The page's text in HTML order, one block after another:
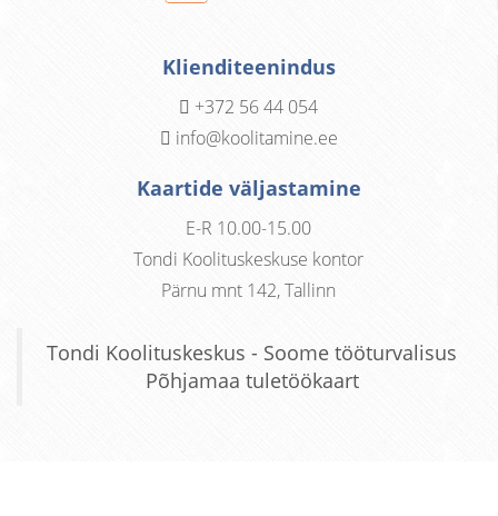
Klienditeenindus
+372 56 44 054
info@koolitamine.ee
Kaartide väljastamine
E-R 10.00-15.00
Tondi Koolituskeskuse kontor
Pärnu mnt 142, Tallinn
Tondi Koolituskeskus - Soome tööturvalisus
Põhjamaa tuletöökaart